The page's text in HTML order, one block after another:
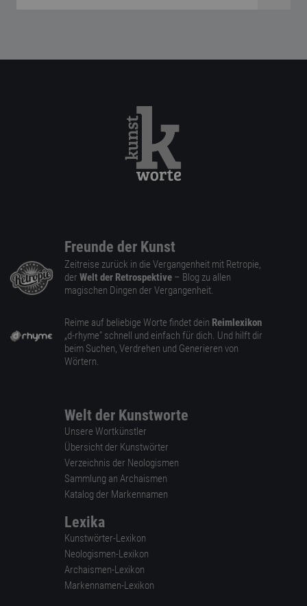
Freunde der Kunst
Zeitreise zurück in die Vergangenheit mit Retropie,
der Welt der Retrospektive – Blog zu allen
magischen Dingen der Vergangenheit.
Reime auf beliebige Worte findet dein Reimlexikon
„d-rhyme” schnell und einfach für dich. Und hilft dir
beim Suchen, Verdrehen und Generieren von
Wörtern.
Welt der Kunstworte
Unsere Wortkünstler
Übersicht der Kunstwörter
Verzeichnis der Neologismen
Sammlung an Archaismen
Katalog der Markennamen
Lexika
Kunstwörter-Lexikon
Neologismen-Lexikon
Archaismen-Lexikon
Markennamen-Lexikon